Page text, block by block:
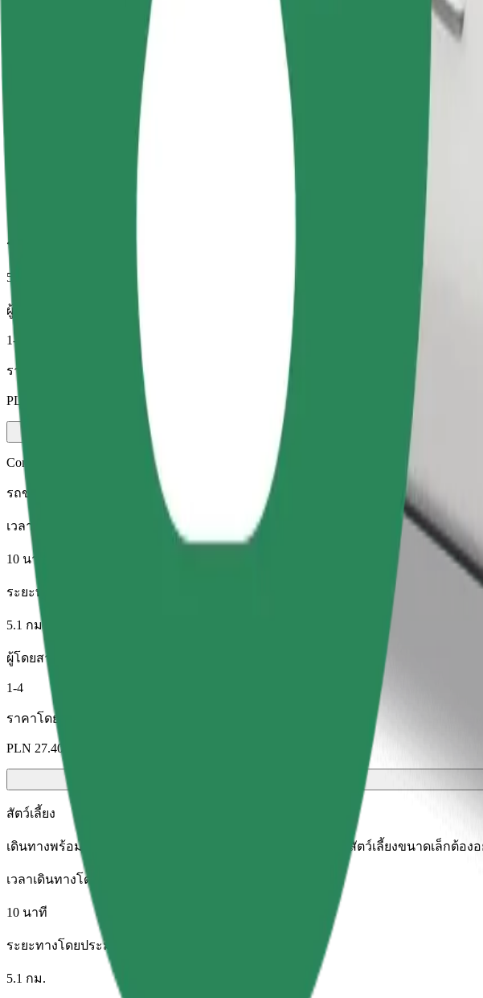
ความสะดวกสบายอยู่แค่ปลายนิ้วสัมผัส!
การเดินทางที่เชื่อถือได้ กับรถขนาดกลางสำหรับทุกวัน
10 นาที
ระยะทางโดยประมาณ
5.1 กม.
ผู้โดยสาร
1-4
ราคาโดยประมาณ
PLN 20.00
Comfort
รถขนาดใหญ่ นั่งสบาย มีพื้นที่เก็บของมากขึ้น
เวลาเดินทางโดยประมาณ
10 นาที
ระยะทางโดยประมาณ
5.1 กม.
ผู้โดยสาร
1-4
ราคาโดยประมาณ
PLN 27.40
สัตว์เลี้ยง
เดินทางพร้อมสัตว์เลี้ยงของคุณ สุนัขต้องสวมตะกร้อครอบปาก สัตว์เลี้ยงขนาดเล็กต้อ
เวลาเดินทางโดยประมาณ
10 นาที
ระยะทางโดยประมาณ
5.1 กม.